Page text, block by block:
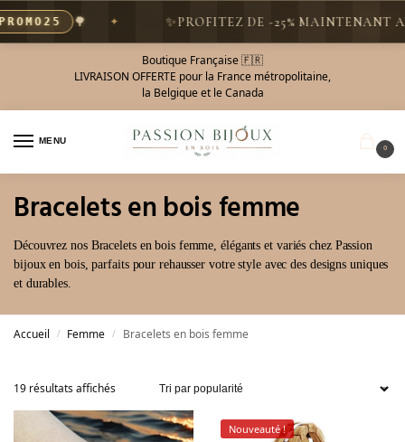
🌳 PROFITEZ DE -25% MAINTENANT AVEC
Boutique Française 🇫🇷
LIVRAISON OFFERTE pour la France métropolitaine,
la Belgique et le Canada
MENU
0
Bracelets en bois femme
Découvrez nos Bracelets en bois femme, élégants et variés chez Passion
bijoux en bois, parfaits pour rehausser votre style avec des designs uniques
et durables.
Accueil / Femme / Bracelets en bois femme
19 résultats affichés
Nouveauté !